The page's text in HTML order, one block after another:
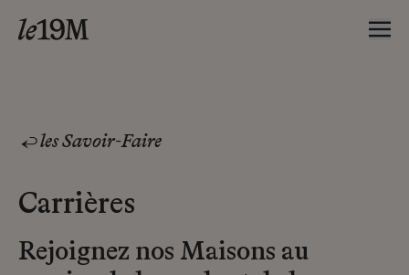
les Savoir-Faire
Carrières
Rejoignez nos Maisons au